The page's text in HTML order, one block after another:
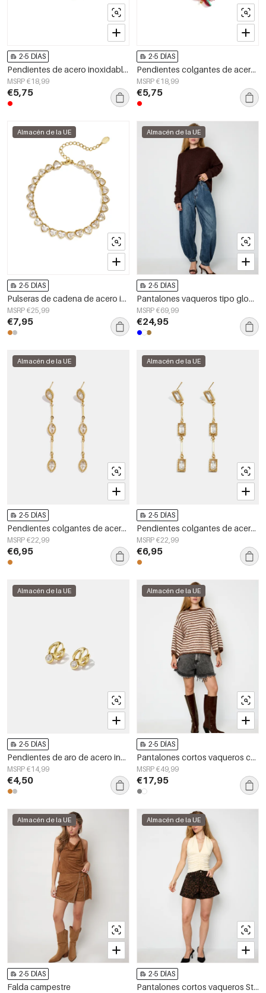
2-5 DÍAS
Pendientes de acero inoxidable con cuentas en forma de corazón, lindos, de la serie Daily Simple, joyería para mujer
MSRP €18,99
€5,75
2-5 DÍAS
Pendientes colgantes de acero inoxidable con forma de pez, de la serie Daily Simple, joyería para mujer.
MSRP €18,99
€5,75
Almacén de la UE
2-5 DÍAS
Pulseras de cadena de acero inoxidable con corazón, sencillas, de la serie Daily Simple, joyería para mujer.
MSRP €25,99
€7,95
Almacén de la UE
2-5 DÍAS
Pantalones vaqueros tipo globo con botones en el bajo
MSRP €69,99
€24,95
Almacén de la UE
2-5 DÍAS
Pendientes colgantes de acero inoxidable con forma elíptica, ideales para reuniones informales o fiestas. Colección sencilla para mujer.
MSRP €22,99
€6,95
Almacén de la UE
2-5 DÍAS
Pendientes colgantes de acero inoxidable con forma geométrica, sencillos, de la serie Daily Simple, joyería para mujer.
MSRP €22,99
€6,95
Almacén de la UE
2-5 DÍAS
Pendientes de aro de acero inoxidable con forma irregular, sencillos, de la serie Daily Simple, joyería para mujer.
MSRP €14,99
€4,50
Almacén de la UE
2-5 DÍAS
Pantalones cortos vaqueros con volantes
MSRP €49,99
€17,95
Almacén de la UE
2-5 DÍAS
Falda campestre
Almacén de la UE
2-5 DÍAS
Pantalones cortos vaqueros Stass